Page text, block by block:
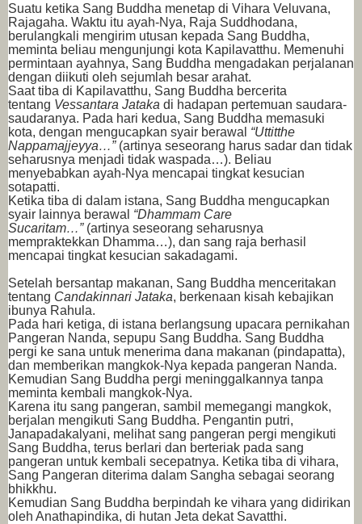
Suatu ketika Sang Buddha menetap di Vihara Veluvana,
Rajagaha. Waktu itu ayah-Nya, Raja Suddhodana,
berulangkali mengirim utusan kepada Sang Buddha,
meminta beliau mengunjungi kota Kapilavatthu. Memenuhi
permintaan ayahnya, Sang Buddha mengadakan perjalanan
dengan diikuti oleh sejumlah besar arahat.
Saat tiba di Kapilavatthu, Sang Buddha bercerita
tentang Vessantara Jataka di hadapan pertemuan saudara-
saudaranya. Pada hari kedua, Sang Buddha memasuki
kota, dengan mengucapkan syair berawal “Uttitthe
Nappamajjeyya…” (artinya seseorang harus sadar dan tidak
seharusnya menjadi tidak waspada…). Beliau
menyebabkan ayah-Nya mencapai tingkat kesucian
sotapatti.
Ketika tiba di dalam istana, Sang Buddha mengucapkan
syair lainnya berawal “Dhammam Care
Sucaritam…” (artinya seseorang seharusnya
mempraktekkan Dhamma…), dan sang raja berhasil
mencapai tingkat kesucian sakadagami.
Setelah bersantap makanan, Sang Buddha menceritakan
tentang Candakinnari Jataka, berkenaan kisah kebajikan
ibunya Rahula.
Pada hari ketiga, di istana berlangsung upacara pernikahan
Pangeran Nanda, sepupu Sang Buddha. Sang Buddha
pergi ke sana untuk menerima dana makanan (pindapatta),
dan memberikan mangkok-Nya kepada pangeran Nanda.
Kemudian Sang Buddha pergi meninggalkannya tanpa
meminta kembali mangkok-Nya.
Karena itu sang pangeran, sambil memegangi mangkok,
berjalan mengikuti Sang Buddha. Pengantin putri,
Janapadakalyani, melihat sang pangeran pergi mengikuti
Sang Buddha, terus berlari dan berteriak pada sang
pangeran untuk kembali secepatnya. Ketika tiba di vihara,
Sang Pangeran diterima dalam Sangha sebagai seorang
bhikkhu.
Kemudian Sang Buddha berpindah ke vihara yang didirikan
oleh Anathapindika, di hutan Jeta dekat Savatthi.